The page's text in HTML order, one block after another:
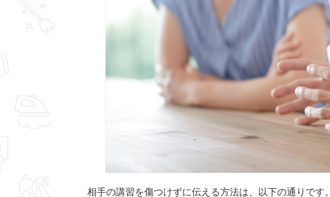
相手の講習を傷つけずに伝える方法は、以下の通りです。